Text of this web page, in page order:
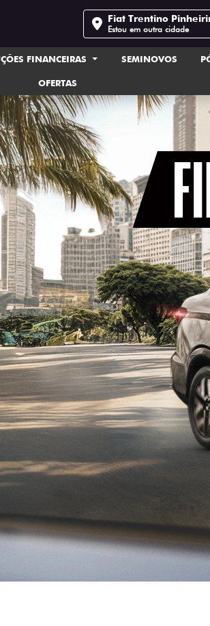
Fiat Trentino
Estou em outra cidade
FINANCEIRAS SEMINOVOS
OFERTAS